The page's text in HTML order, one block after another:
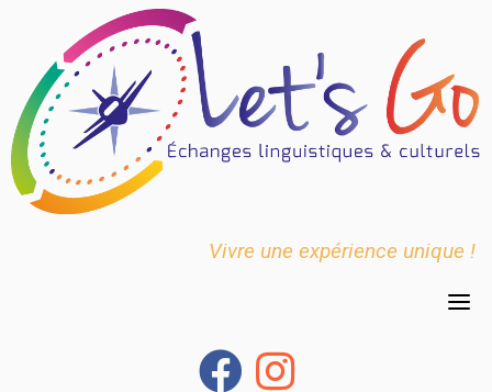
content
Vivre une expérience unique !
fab
fa-
fa-